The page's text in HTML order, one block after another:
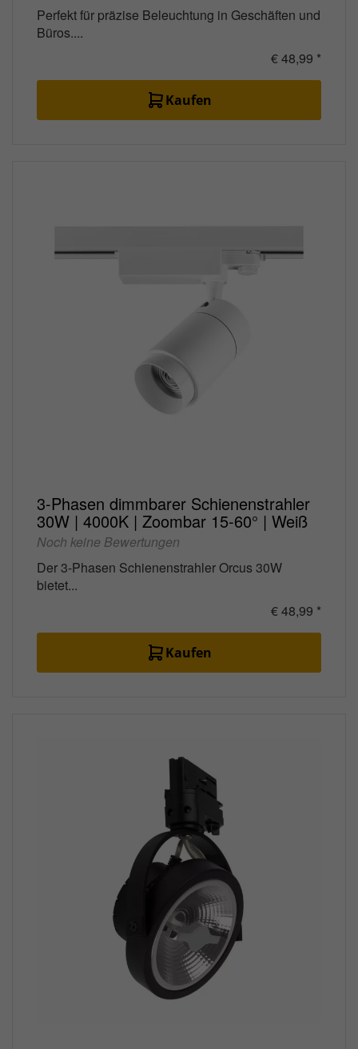
Perfekt für präzise Beleuchtung in Geschäften und
Büros....
€ 48,99 *
Kaufen
3-Phasen dimmbarer Schienenstrahler
30W | 4000K | Zoombar 15-60° | Weiß
Noch keine Bewertungen
Der 3-Phasen Schienenstrahler Orcus 30W
bietet...
€ 48,99 *
Kaufen